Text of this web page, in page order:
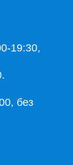
19:30,
без